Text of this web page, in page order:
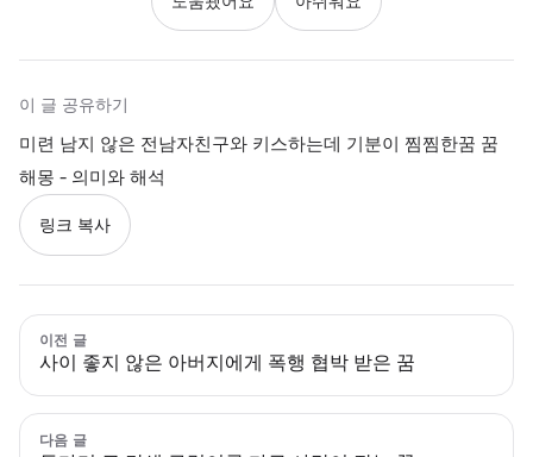
이 글 공유하기
미련 남지 않은 전남자친구와 키스하는데 기분이 찜찜한꿈 꿈
해몽 - 의미와 해석
링크 복사
이전 글
사이 좋지 않은 아버지에게 폭행 협박 받은 꿈
다음 글